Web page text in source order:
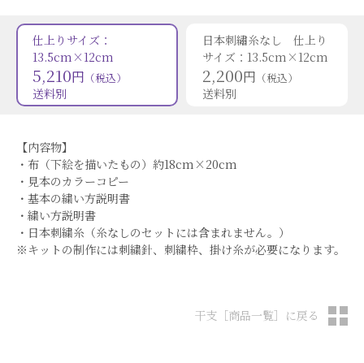
仕上りサイズ：
13.5cm×12cm
5,210円 （税込）
送料別
日本刺繡糸なし 仕上り
サイズ：13.5cm×12cm
2,200円 （税込）
送料別
【内容物】
・布（下絵を描いたもの）約18cm×20cm
・見本のカラーコピー
・基本の繍い方説明書
・繍い方説明書
・日本刺繍糸（糸なしのセットには含まれません。）
※キットの制作には刺繍針、刺繍枠、掛け糸が必要になります。
干支［商品一覧］に戻る